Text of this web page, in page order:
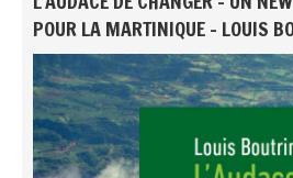
POUR LA MARTINIQUE - LOUIS